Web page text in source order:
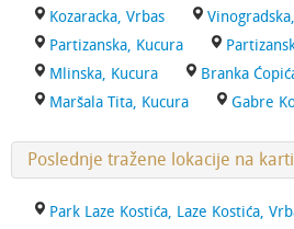
Kozaracka, Vrbas
Partizanska, Kucura
Mlinska, Kucura
Branka
Maršala Tita, Kucura
Gabre
Poslednje tražene lokacije na
Park Laze Kostića, Laze Kostića,